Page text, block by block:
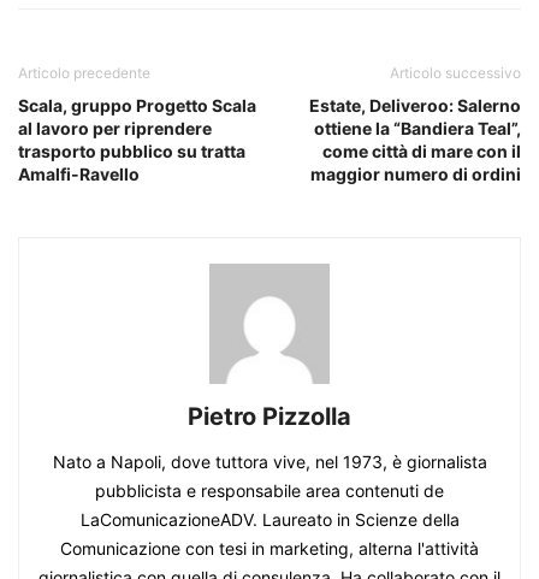
Articolo precedente
Scala, gruppo Progetto Scala
al lavoro per riprendere
trasporto pubblico su tratta
Amalfi-Ravello
Articolo successivo
Estate, Deliveroo: Salerno
ottiene la “Bandiera Teal”,
come città di mare con il
maggior numero di ordini
Pietro Pizzolla
Nato a Napoli, dove tuttora vive, nel 1973, è giornalista
pubblicista e responsabile area contenuti de
LaComunicazioneADV. Laureato in Scienze della
Comunicazione con tesi in marketing, alterna l'attività